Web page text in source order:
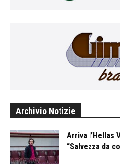
Archivio Notizie
Arriva l’Hellas
“Salvezza da